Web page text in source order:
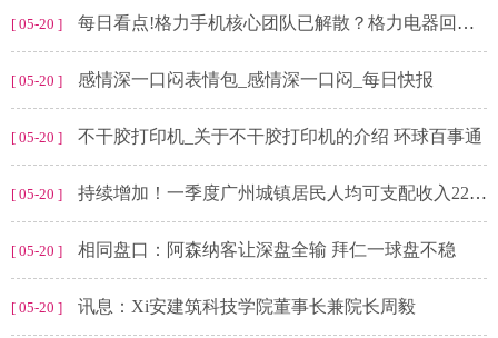
[ 05-20 ] 每日看点!格力手机核心团队已解散？格力电器回应称研发还在持续进行
[ 05-20 ] 感情深一口闷表情包_感情深一口闷_每日快报
[ 05-20 ] 不干胶打印机_关于不干胶打印机的介绍 环球百事通
[ 05-20 ] 持续增加！一季度广州城镇居民人均可支配收入22728元
[ 05-20 ] 相同盘口：阿森纳客让深盘全输 拜仁一球盘不稳
[ 05-20 ] 讯息：Xi安建筑科技学院董事长兼院长周毅